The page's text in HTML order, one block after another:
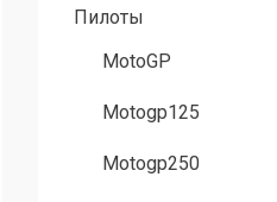
Пилоты
MotoGP
Motogp125
Motogp250